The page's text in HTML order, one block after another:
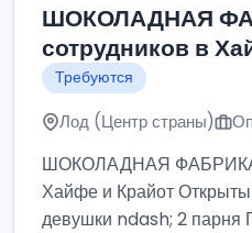
ШОКОЛАДНАЯ
сотрудников в
Требуются
Лод (Центр страны)
ШОКОЛАДНАЯ ФАБРИКА
Хайфе и Крайот
девушки ndash; 2 парня